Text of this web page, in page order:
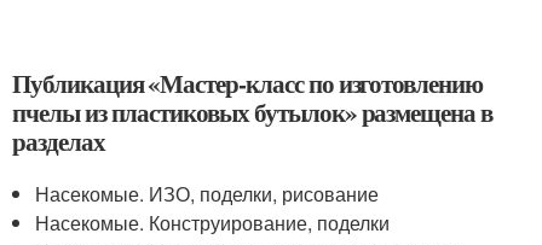
Публикация «Мастер-класс по изготовлению
пчелы из пластиковых бутылок» размещена в
разделах
Насекомые. ИЗО, поделки, рисование
Насекомые. Конструирование, поделки